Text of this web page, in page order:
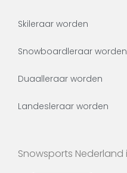
Skileraar worden
Snowboardleraar worden
Duaalleraar worden
Landesleraar worden
Snowsports